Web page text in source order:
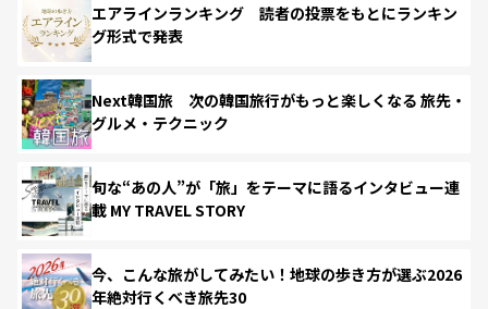
エアラインランキング 読者の投票をもとにランキン
グ形式で発表
Next韓国旅 次の韓国旅行がもっと楽しくなる 旅先・
グルメ・テクニック
旬な“あの人”が「旅」をテーマに語るインタビュー連
載 MY TRAVEL STORY
今、こんな旅がしてみたい！地球の歩き方が選ぶ2026
年絶対行くべき旅先30